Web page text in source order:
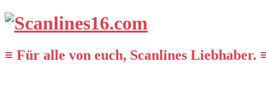
≡ Für alle von euch, Scanlines Liebhaber.